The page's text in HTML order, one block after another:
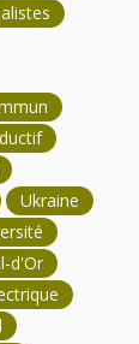
Ukraine
d'Or